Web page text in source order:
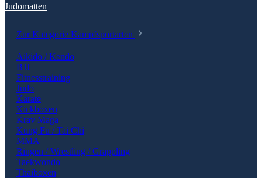
Judomatten
Zur Kategorie Kampfsportarten
Aikido / Kendo
BJJ
Fitnesstraining
Judo
Karate
Kickboxen
Krav Maga
Kung Fu / Tai Chi
MMA
Ringen / Wrestling / Grappling
Taekwondo
Thaiboxen